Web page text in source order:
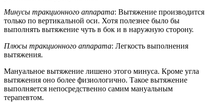
Минусы тракционного аппарата: Вытяжение производится
только по вертикальной оси. Хотя полезнее было бы
выполнять вытяжение чуть в бок и в наружную сторону.
Плюсы тракционного аппарата: Легкость выполнения
вытяжения.
Мануальное вытяжение лишено этого минуса. Кроме угла
вытяжения оно более физиологично. Такое вытяжение
выполняется непосредственно самим мануальным
терапевтом.